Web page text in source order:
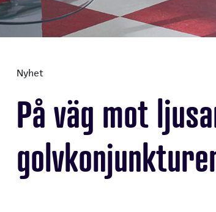
Nyhet
På väg mot